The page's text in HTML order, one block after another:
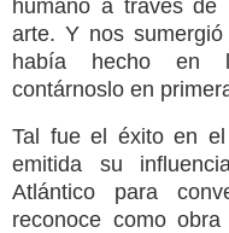
humano a través de
arte. Y nos
había hecho en
contárnoslo en
Tal fue el éxito en
emitida su
Atlántico para
reconoce como